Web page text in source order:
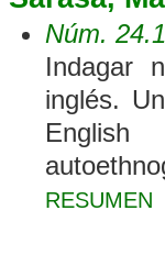
Núm.
Indagar
inglés.
English
RESUMEN